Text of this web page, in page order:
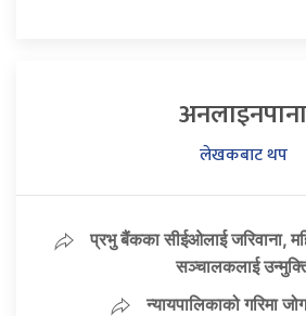
अनलाइनपाना
लेखकबाट थप
प्रभु बैंकका सीईओलाई जरिवाना,
सञ्चालकलाई
न्यायपालिकाको गरिमा